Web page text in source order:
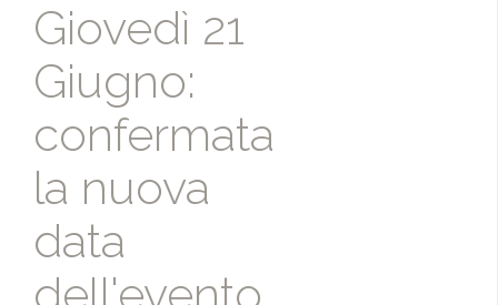
Giovedì 21
Giugno:
confermata
la nuova
data